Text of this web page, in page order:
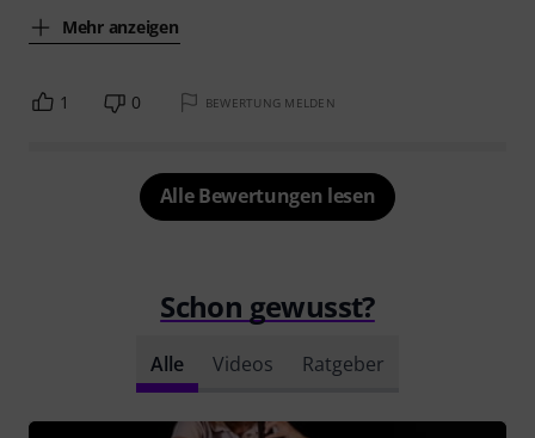
Mehr anzeigen
1 0 BEWERTUNG MELDEN
Alle Bewertungen lesen
Schon gewusst?
Alle Videos Ratgeber